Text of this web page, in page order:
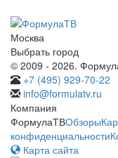
Москва
Выбрать город
© 2009 - 2026.
+7 (495) 929-70-22
info@formulatv.ru
Компания
ФормулаТВОбзоры
конфиденциальности
Карта сайта